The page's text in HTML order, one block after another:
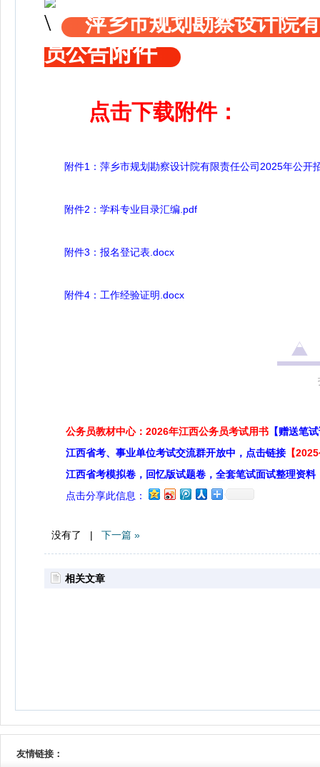
萍乡市规划勘察设计院
员公告附件
点击下载附件：
附件1：萍乡市规划勘察设计院有限责任公司2025年公开
附件2：学科专业目录汇编.pdf
附件3：报名登记表.docx
附件4：工作经验证明.docx
公务员教材中心：2026年江西公务员考试用书 【赠送笔
江西省考、事业单位考试交流群开放中，点击链接 【
江西省考模拟卷，回忆版试题卷，全套笔试面试整理资料
点击分享此信息：
没有了 | 下一篇 »
相关文章
友情链接：